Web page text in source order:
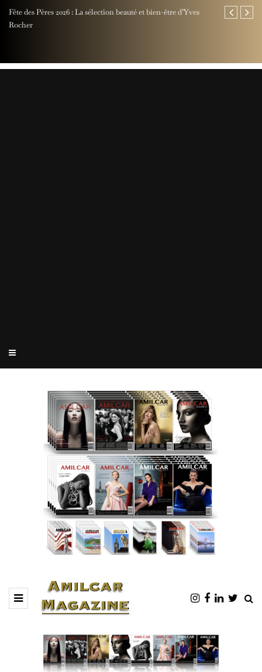
Fête des Pères 2026 : La sélection beauté et bien-être d’Yves
Rocher
Jaeger-